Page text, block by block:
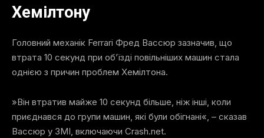
Хемілтону
Головний механік Ferrari Фред Вассюр зазначив, що
втрата 10 секунд при об’їзді повільніших машин стала
однією з причин проблем Хемілтона.
»Він втратив майже 10 секунд більше, ніж інші, коли
приєднався до групи машин, які були обігнані«, – сказав
Вассюр у ЗМІ, включаючи Crash.net.